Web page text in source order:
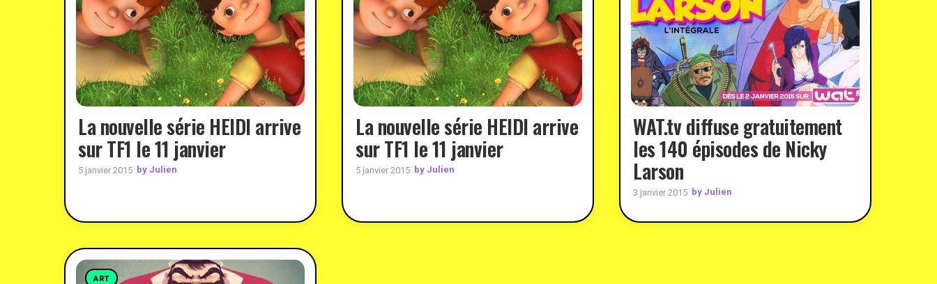
La nouvelle série HEIDI arrive
sur TF1 le 11 janvier
5 janvier 2015 by Julien
La nouvelle série HEIDI arrive
sur TF1 le 11 janvier
5 janvier 2015 by Julien
WAT.tv diffuse gratuitement
les 140 épisodes de Nicky
Larson
3 janvier 2015 by Julien
ART